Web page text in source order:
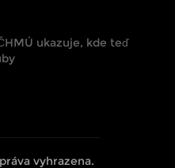
ukazuje, kde teď
vyhrazena.